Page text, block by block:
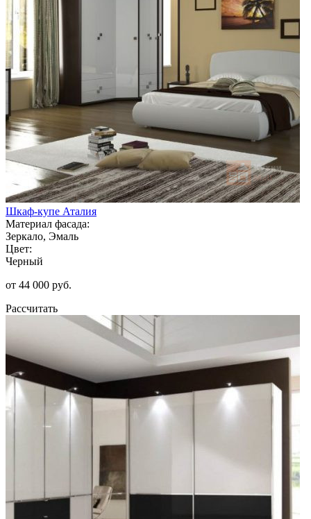
Шкаф-купе Аталия
Материал фасада:
Зеркало, Эмаль
Цвет:
Черный
от 44 000 руб.
Рассчитать